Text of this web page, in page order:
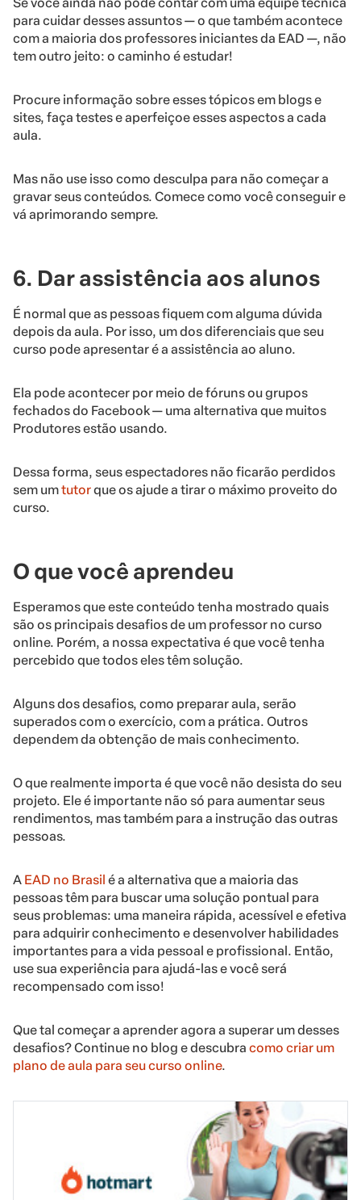
Se você ainda não pode contar com uma equipe técnica
para cuidar desses assuntos — o que também acontece
com a maioria dos professores iniciantes da EAD —, não
tem outro jeito: o caminho é estudar!
Procure informação sobre esses tópicos em blogs e
sites, faça testes e aperfeiçoe esses aspectos a cada
aula.
Mas não use isso como desculpa para não começar a
gravar seus conteúdos. Comece como você conseguir e
vá aprimorando sempre.
6. Dar assistência aos alunos
É normal que as pessoas fiquem com alguma dúvida
depois da aula. Por isso, um dos diferenciais que seu
curso pode apresentar é a assistência ao aluno.
Ela pode acontecer por meio de fóruns ou grupos
fechados do Facebook — uma alternativa que muitos
Produtores estão usando.
Dessa forma, seus espectadores não ficarão perdidos
sem umtutorque os ajude a tirar o máximo proveito do
curso.
O que você aprendeu
Esperamos que este conteúdo tenha mostrado quais
são os principais desafios de um professor no curso
online. Porém, a nossa expectativa é que você tenha
percebido que todos eles têm solução.
Alguns dos desafios, como preparar aula, serão
superados com o exercício, com a prática. Outros
dependem da obtenção de mais conhecimento.
O que realmente importa é que você não desista do seu
projeto. Ele é importante não só para aumentar seus
rendimentos, mas também para a instrução das outras
pessoas.
A EAD no Brasil é a alternativa que a maioria das
pessoas têm para buscar uma solução pontual para
seus problemas: uma maneira rápida, acessível e efetiva
para adquirir conhecimento e desenvolver habilidades
importantes para a vida pessoal e profissional. Então,
use sua experiência para ajudá-las e você será
recompensado com isso!
Que tal começar a aprender agora a superar um desses
desafios? Continue no blog e descubra como criar um
plano de aula para seu curso online.